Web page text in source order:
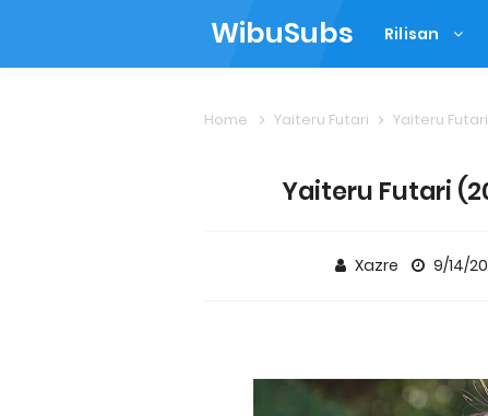
WibuSubs Rilisan
Home Yaiteru Futari Yaiteru Futari
Yaiteru Futari
Xazre 9/14/